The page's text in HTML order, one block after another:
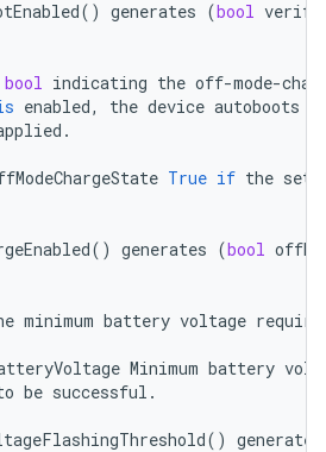
() generates (bool
bool indicating the off-mode-
enabled, the device autoboots
.
True if the
() generates (bool
minimum battery voltage
Minimum battery
be successful .
() generates